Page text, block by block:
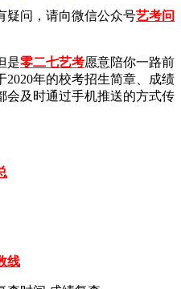
疑问，请向微信公众号艺考问
是零二七艺考愿意陪你一路前
年的校考招生简章、成绩
会及时通过手机推送的方式传
线